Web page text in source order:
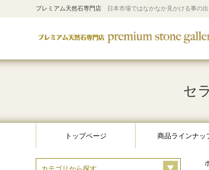
プレミアム天然石専門店 日本市場ではなかなか見かける事の
セ
トップページ 商品ラインナッ